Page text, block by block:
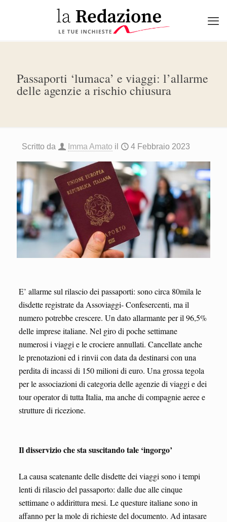
Passaporti ‘lumaca’ e viaggi: l’allarme
delle agenzie a rischio chiusura
Scritto da Imma Amato il 4 Febbraio 2023
E’ allarme sul rilascio dei passaporti: sono circa 80mila le
disdette registrate da Assoviaggi- Confesercenti, ma il
numero potrebbe crescere. Un dato allarmante per il 96,5%
delle imprese italiane. Nel giro di poche settimane
numerosi i viaggi e le crociere annullati. Cancellate anche
le prenotazioni ed i rinvii con data da destinarsi con una
perdita di incassi di 150 milioni di euro. Una grossa tegola
per le associazioni di categoria delle agenzie di viaggi e dei
tour operator di tutta Italia, ma anche di compagnie aeree e
strutture di ricezione.
Il disservizio che sta suscitando tale ‘ingorgo’
La causa scatenante delle disdette dei viaggi sono i tempi
lenti di rilascio del passaporto: dalle due alle cinque
settimane o addirittura mesi. Le questure italiane sono in
affanno per la mole di richieste del documento. Ad intasare